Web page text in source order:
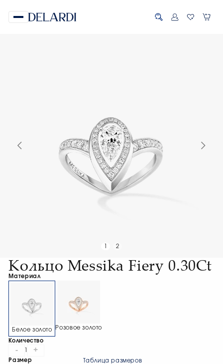
2
Кольцо Messika Fiery 0.30Ct
Материал
Белое золото Розовое золото
Количество
- +
Размер
Таблица размеров